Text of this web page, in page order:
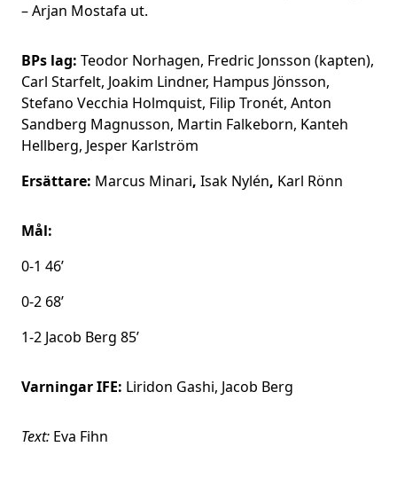
– Arjan Mostafa ut.
BPs lag: Teodor Norhagen, Fredric Jonsson (kapten),
Carl Starfelt, Joakim Lindner, Hampus Jönsson,
Stefano Vecchia Holmquist, Filip Tronét, Anton
Sandberg Magnusson, Martin Falkeborn, Kanteh
Hellberg, Jesper Karlström
Ersättare: Marcus Minari, Isak Nylén, Karl Rönn
Mål:
0-1 46’
0-2 68’
1-2 Jacob Berg 85’
Varningar IFE: Liridon Gashi, Jacob Berg
Text: Eva Fihn